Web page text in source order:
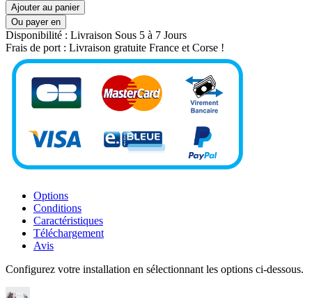
Ajouter au panier
Ou payer en
Disponibilité : Livraison Sous 5 à 7 Jours
Frais de port : Livraison gratuite France et Corse !
Options
Conditions
Caractéristiques
Téléchargement
Avis
Configurez votre installation en sélectionnant les options ci-dessous.